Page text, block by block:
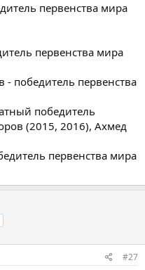
первенства мира
первенства мира
- победитель первенства
победитель
(2015, 2016), Ахмед
первенства мира
#27